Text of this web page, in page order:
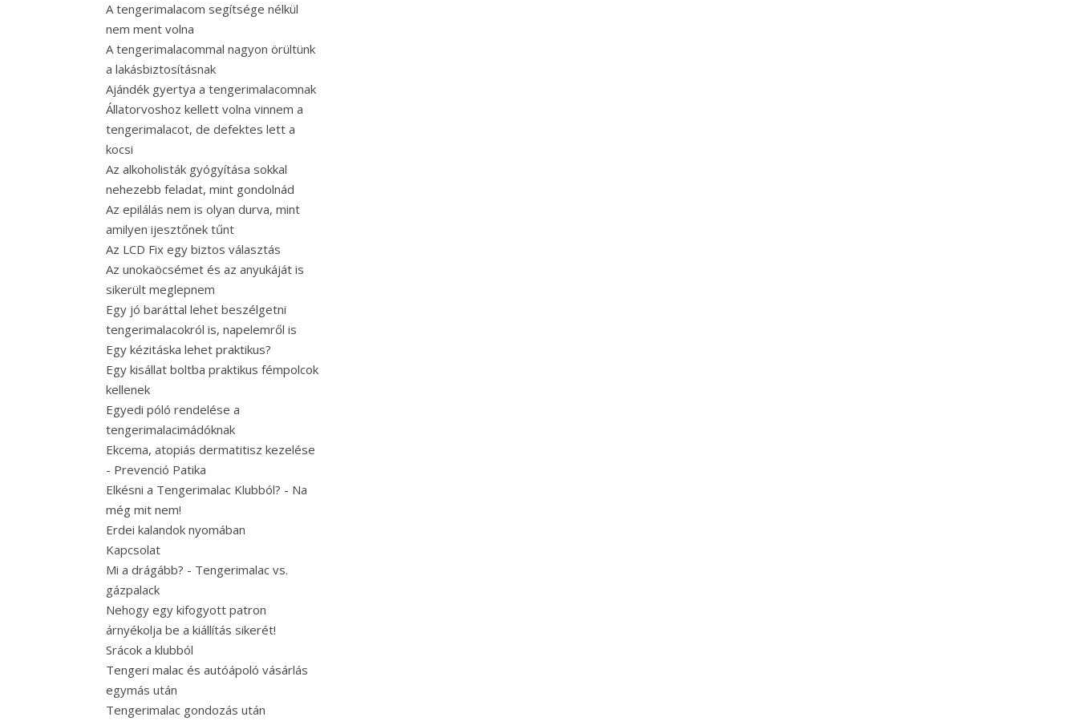
A tengerimalacom segítsége nélkül
nem ment volna
A tengerimalacommal nagyon örültünk
a lakásbiztosításnak
Ajándék gyertya a tengerimalacomnak
Állatorvoshoz kellett volna vinnem a
tengerimalacot, de defektes lett a
kocsi
Az alkoholisták gyógyítása sokkal
nehezebb feladat, mint gondolnád
Az epilálás nem is olyan durva, mint
amilyen ijesztőnek tűnt
Az LCD Fix egy biztos választás
Az unokaöcsémet és az anyukáját is
sikerült meglepnem
Egy jó baráttal lehet beszélgetni
tengerimalacokról is, napelemről is
Egy kézitáska lehet praktikus?
Egy kisállat boltba praktikus fémpolcok
kellenek
Egyedi póló rendelése a
tengerimalacimádóknak
Ekcema, atopiás dermatitisz kezelése
- Prevenció Patika
Elkésni a Tengerimalac Klubból? - Na
még mit nem!
Erdei kalandok nyomában
Kapcsolat
Mi a drágább? - Tengerimalac vs.
gázpalack
Nehogy egy kifogyott patron
árnyékolja be a kiállítás sikerét!
Srácok a klubból
Tengeri malac és autóápoló vásárlás
egymás után
Tengerimalac gondozás után